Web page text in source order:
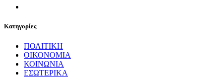
Κατηγορίες
ΠΟΛΙΤΙΚΗ
ΟΙΚΟΝΟΜΙΑ
ΚΟΙΝΩΝΙΑ
ΕΣΩΤΕΡΙΚΑ